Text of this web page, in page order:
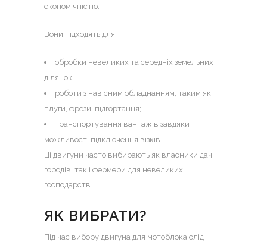
економічністю.
Вони підходять для:
обробки невеликих та середніх земельних
ділянок;
роботи з навісним обладнанням, таким як
плуги, фрези, підгортання;
транспортування вантажів завдяки
можливості підключення візків.
Ці двигуни часто вибирають як власники дач і
городів, так і фермери для невеликих
господарств.
ЯК ВИБРАТИ?
Під час вибору двигуна для мотоблока слід